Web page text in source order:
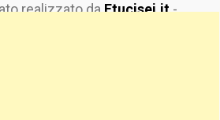
realizzato daEtucisei.it-